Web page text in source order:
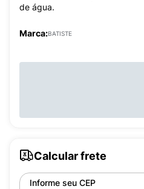
de água.
Marca:BATISTE
Calcular frete
Informe seu CEP